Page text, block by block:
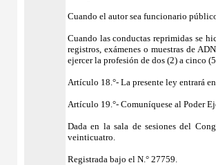
Cuando el autor sea funcionario
Cuando las conductas reprimidas se
registros, exámenes o muestras de
ejercer la profesión de dos (2) a cinco
Artículo 18.°- La presente ley entrará
Artículo 19.°- Comuníquese al Poder
Dada en la sala de sesiones del
veinticuatro.
Registrada bajo el N.° 27759.